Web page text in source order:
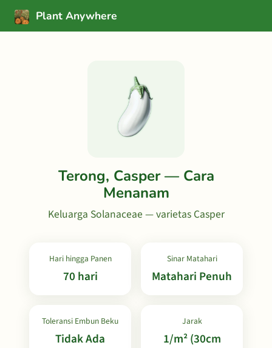
Plant Anywhere
Terong, Casper — Cara
Menanam
Keluarga Solanaceae — varietas Casper
Hari hingga Panen
70 hari
Sinar Matahari
Matahari Penuh
Toleransi Embun Beku
Tidak Ada
Jarak
1/m² (30cm